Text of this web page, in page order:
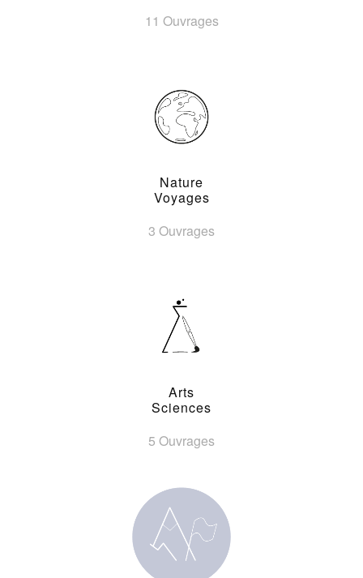
11 Ouvrages
Nature
Voyages
3 Ouvrages
Arts
Sciences
5 Ouvrages